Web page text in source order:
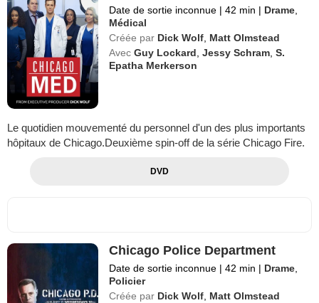
Date de sortie inconnue | 42 min | Drame
Médical
Créée par Dick Wolf Matt Olmstead
Avec Guy Lockard ,Jessy Schram ,S.
Epatha Merkerson
Le quotidien mouvementé du personnel d'un des plus importants
hôpitaux de Chicago.Deuxième spin-off de la série Chicago Fire.
DVD
Chicago Police Department
Date de sortie inconnue | 42 min | Drame
Policier
Créée par Dick Wolf Matt Olmstead